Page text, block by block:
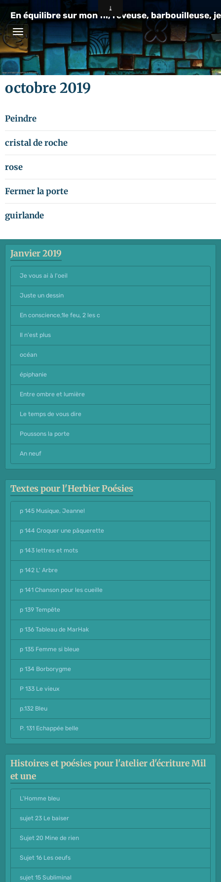
En équilibre sur mon fil, rêveuse, barbouilleuse,
octobre 2019
Peindre
cristal de roche
rose
Fermer la porte
guirlande
Janvier 2019
Je vous ai à l'oeil
Juste un dessin
En conscience,1le feu, 2 les c
Il n'est plus
océan
épiphanie
Entre ombre et lumière
Le temps de vous dire
Poussons la porte
An neuf
Textes pour l'Herbier Poésies
p 145 Musique, Jeanne!
p 144 Croquer une pâquerette
p 143 lettres et mots
p 142 L' Arbre
p 141 Chanson pour les cueille
p 139 Tempête
p 136 Tableau de MarHak
p 135 Femme si bleue
p 134 Borborygme
P 133 Le vieux
p.132 Bleu
P. 131 Echappée belle
Histoires et poésies pour l'atelier d'écriture Mil
et une
L'Homme bleu
sujet 23 Le baiser
Sujet 20 Mine de rien
Sujet 16 Les oeufs
sujet 15 Subliminal